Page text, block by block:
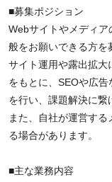
■募集ポジション
Webサイトやメディ
般をお願いできる方を
サイト運用や露出拡大
をもとに、SEOや広
を行い、課題解決に繋
また、自社が運営す
る場合があります。
■主な業務内容